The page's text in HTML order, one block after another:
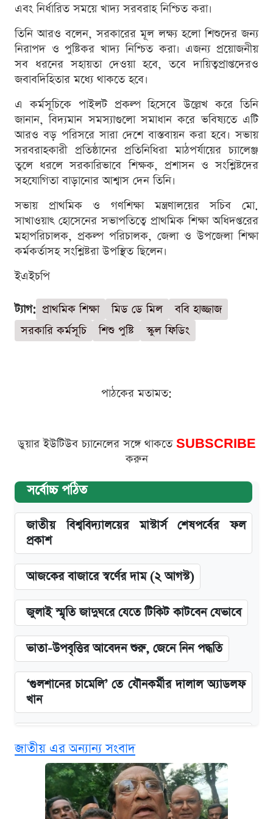
এবং নির্ধারিত সময়ে খাদ্য সরবরাহ নিশ্চিত করা।
তিনি আরও বলেন, সরকারের মূল লক্ষ্য হলো শিশুদের জন্য
নিরাপদ ও পুষ্টিকর খাদ্য নিশ্চিত করা। এজন্য প্রয়োজনীয়
সব ধরনের সহায়তা দেওয়া হবে, তবে দায়িত্বপ্রাপ্তদেরও
জবাবদিহিতার মধ্যে থাকতে হবে।
এ কর্মসূচিকে পাইলট প্রকল্প হিসেবে উল্লেখ করে তিনি
জানান, বিদ্যমান সমস্যাগুলো সমাধান করে ভবিষ্যতে এটি
আরও বড় পরিসরে সারা দেশে বাস্তবায়ন করা হবে। সভায়
সরবরাহকারী প্রতিষ্ঠানের প্রতিনিধিরা মাঠপর্যায়ের চ্যালেঞ্জ
তুলে ধরলে সরকারিভাবে শিক্ষক, প্রশাসন ও সংশ্লিষ্টদের
সহযোগিতা বাড়ানোর আশ্বাস দেন তিনি।
সভায় প্রাথমিক ও গণশিক্ষা মন্ত্রণালয়ের সচিব মো.
সাখাওয়াৎ হোসেনের সভাপতিত্বে প্রাথমিক শিক্ষা অধিদপ্তরের
মহাপরিচালক, প্রকল্প পরিচালক, জেলা ও উপজেলা শিক্ষা
কর্মকর্তাসহ সংশ্লিষ্টরা উপস্থিত ছিলেন।
ইএইচপি
ট্যাগ: প্রাথমিক শিক্ষা মিড ডে মিল
ববি হাজ্জাজ
সরকারি কর্মসূচি
শিশু পুষ্টি স্কুল ফিডিং
পাঠকের মতামত:
ডুয়ার ইউটিউব চ্যানেলের সঙ্গে থাকতে SUBSCRIBE
করুন
সর্বোচ্চ পঠিত
জাতীয় বিশ্ববিদ্যালয়ের মাস্টার্স শেষপর্বের ফল
প্রকাশ
আজকের বাজারে স্বর্ণের দাম (২ আগস্ট)
জুলাই স্মৃতি জাদুঘরে যেতে টিকিট কাটবেন যেভাবে
ভাতা-উপবৃত্তির আবেদন শুরু, জেনে নিন পদ্ধতি
‘গুলশানের চামেলি’ তে যৌনকর্মীর দালাল অ্যাডলফ
খান
দাম ও ফিচার
কবে শুরু হচ্ছে ঢাবির ভর্তি আবেদন, জানাল কর্তৃপক্ষ
জাতীয় এর অন্যান্য সংবাদ